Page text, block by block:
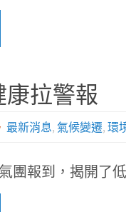
拉警報
最新消息, 氣候變遷, 環
團報到，揭開